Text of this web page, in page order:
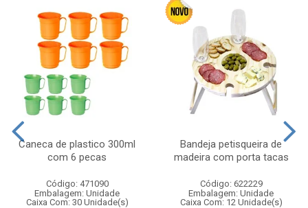
Caneca de plastico 300ml
com 6 pecas
Código: 471090
Embalagem: Unidade
Caixa Com: 30 Unidade(s)
Bandeja petisqueira de
madeira com porta tacas
Código: 622229
Embalagem: Unidade
Caixa Com: 12 Unidade(s)